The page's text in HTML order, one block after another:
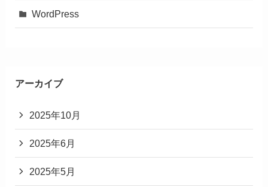
WordPress
アーカイブ
2025年10月
2025年6月
2025年5月